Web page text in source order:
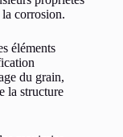
la corrosion.
éléments
du grain,
la structure